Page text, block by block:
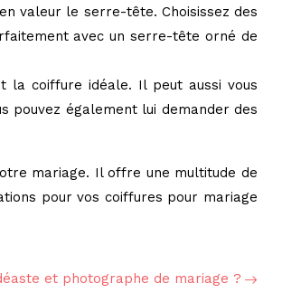
valeur le serre-tête. Choisissez des
avec un serre-tête orné de
la coiffure idéale. Il peut aussi vous
pouvez également lui demander des
mariage. Il offre une multitude de
pour vos coiffures pour mariage
et photographe de mariage ?